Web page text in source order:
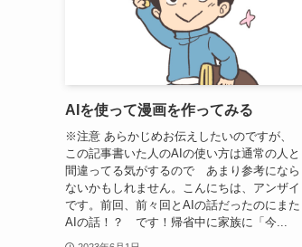
AIを使って漫画を作ってみる
※注意 あらかじめお伝えしたいのですが、
この記事書いた人のAIの使い方は通常の人と
間違ってる気がするので あまり参考になら
ないかもしれません。こんにちは、アンザイ
です。前回、前々回とAIの話だったのにまた
AIの話！？ です！帰省中に家族に「今...